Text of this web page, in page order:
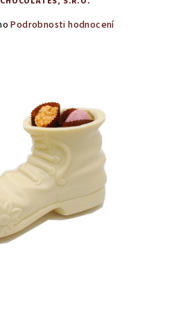
Podrobnosti hodnocení